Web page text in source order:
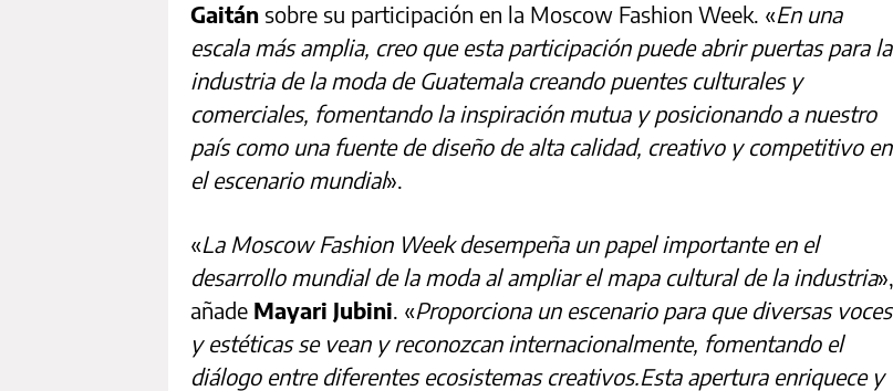
Gaitán sobre su participación en la Moscow Fashion Week. «En una
escala más amplia, creo que esta participación puede abrir puertas para la
industria de la moda de Guatemala creando puentes culturales y
comerciales, fomentando la inspiración mutua y posicionando a nuestro
país como una fuente de diseño de alta calidad, creativo y competitivo en
el escenario mundial».
«La Moscow Fashion Week desempeña un papel importante en el
desarrollo mundial de la moda al ampliar el mapa cultural de la industria»,
añade Mayari Jubini. «Proporciona un escenario para que diversas voces
y estéticas se vean y reconozcan internacionalmente, fomentando el
diálogo entre diferentes ecosistemas creativos.Esta apertura enriquece y